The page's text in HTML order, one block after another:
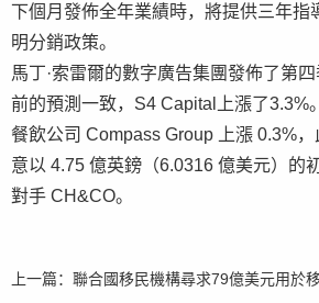
下個月發佈全年業績時，將提供三年指
明分銷政策。
馬丁·索雷爾的數字廣告集團發佈了第
前的預測一致，S4 Capital上漲了3.3%。
餐飲公司 Compass Group 上漲 0.3%
意以 4.75 億英鎊（6.0316 億美元）的
對手 CH&CO。
上一篇： 聯合國移民機構尋求79億美元用於